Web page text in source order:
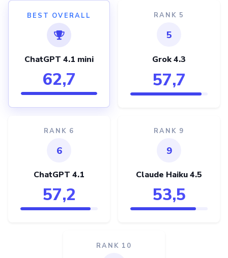
BEST OVERALL
ChatGPT 4.1 mini
62,7
RANK 5
5
Grok 4.3
57,7
RANK 6
6
ChatGPT 4.1
57,2
RANK 9
9
Claude Haiku 4.5
53,5
RANK 10